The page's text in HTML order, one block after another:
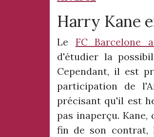
Harry Kane
Le FC Barcelone
d'étudier la
Cependant, il est
participation de
précisant qu'il est
pas inaperçu.
fin de son contrat,